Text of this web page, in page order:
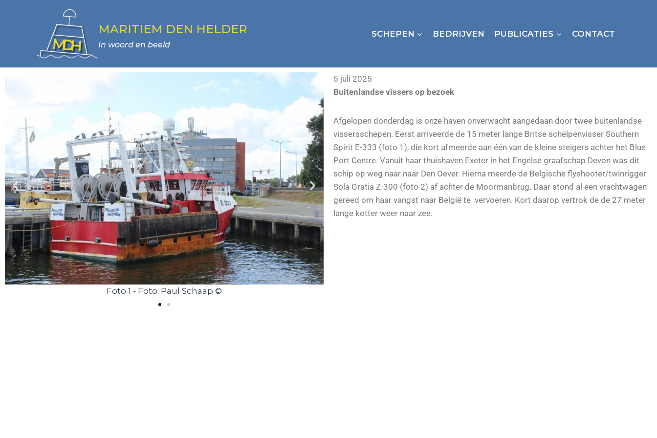
MARITIEM DEN HELDER
In woord en beeld
SCHEPEN BEDRIJVEN PUBLICATIES CONTACT
Foto 1 - Foto: Paul Schaap ©
5 juli 2025
Buitenlandse vissers op bezoek
Afgelopen donderdag is onze haven onverwacht aangedaan door twee buitenlandse
vissersschepen. Eerst arriveerde de 15 meter lange Britse schelpenvisser Southern
Spirit E-333 (foto 1), die kort afmeerde aan één van de kleine steigers achter het Blue
Port Centre. Vanuit haar thuishaven Exeter in het Engelse graafschap Devon was dit
schip op weg naar naar Den Oever. Hierna meerde de Belgische flyshooter/twinrigger
Sola Gratia Z-300 (foto 2) af achter de Moormanbrug. Daar stond al een vrachtwagen
gereed om haar vangst naar België te vervoeren. Kort daarop vertrok de de 27 meter
lange kotter weer naar zee.